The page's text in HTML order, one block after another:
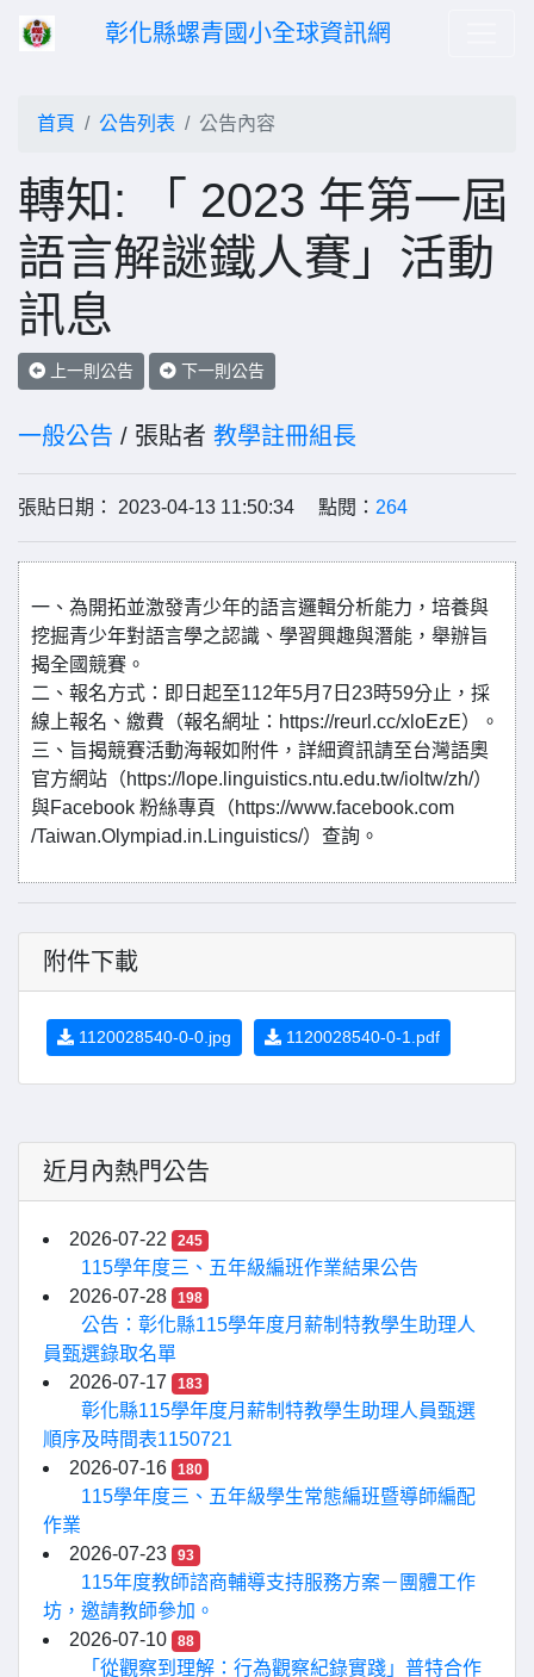
彰化縣螺青國小全球資訊網
首頁 公告列表 公告內容
轉知: 「 2023 年第一屆
語言解謎鐵人賽」活動
訊息
上一則公告 下一則公告
一般公告 / 張貼者 教學註冊組長
張貼日期： 2023-04-13 11:50:34 點閱： 264
一、為開拓並激發青少年的語言邏輯分析能力，培養與
挖掘青少年對語言學之認識、學習興趣與潛能，舉辦旨
揭全國競賽。
二、報名方式：即日起至112年5月7日23時59分止，採
線上報名、繳費（報名網址：https://reurl.cc/xloEzE）。
三、旨揭競賽活動海報如附件，詳細資訊請至台灣語奧
官方網站（https://lope.linguistics.ntu.edu.tw/ioltw/zh/）
與Facebook 粉絲專頁（https://www.facebook.com
/Taiwan.Olympiad.in.Linguistics/）查詢。
附件下載
1120028540-0-0.jpg 1120028540-0-1.pdf
近月內熱門公告
2026-07-22 245
115學年度三、五年級編班作業結果公告
2026-07-28
198
公告：彰化縣115學年度月薪制特教學生助理人
員甄選錄取名單
2026-07-17
183
彰化縣115學年度月薪制特教學生助理人員甄選
順序及時間表1150721
2026-07-16
180
115學年度三、五年級學生常態編班暨導師編配
作業
2026-07-23
93
115年度教師諮商輔導支持服務方案－團體工作
坊，邀請教師參加。
2026-07-10
88
「從觀察到理解：行為觀察紀錄實踐」普特合作